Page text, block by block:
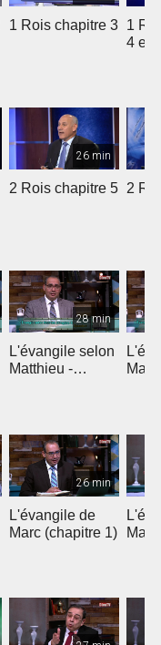
1 Rois chapitre 3
1
4 et 5
26 min
2 Rois chapitre 5 2
28 min
L'évangile selon
Matthieu -
26 min
L'évangile de
Marc (chapitre 1)